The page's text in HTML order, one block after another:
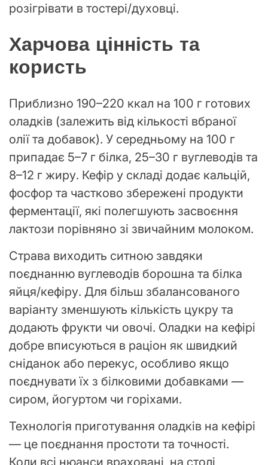
розігрівати в тостері/духовці.
Харчова цінність та
користь
Приблизно 190–220 ккал на 100 г готових
оладків (залежить від кількості вбраної
олії та добавок). У середньому на 100 г
припадає 5–7 г білка, 25–30 г вуглеводів та
8–12 г жиру. Кефір у складі додає кальцій,
фосфор та частково збережені продукти
ферментації, які полегшують засвоєння
лактози порівняно зі звичайним молоком.
Страва виходить ситною завдяки
поєднанню вуглеводів борошна та білка
яйця/кефіру. Для більш збалансованого
варіанту зменшують кількість цукру та
додають фрукти чи овочі. Оладки на кефірі
добре вписуються в раціон як швидкий
сніданок або перекус, особливо якщо
поєднувати їх з білковими добавками —
сиром, йогуртом чи горіхами.
Технологія приготування оладків на кефірі
— це поєднання простоти та точності.
Коли всі нюанси враховані, на столі